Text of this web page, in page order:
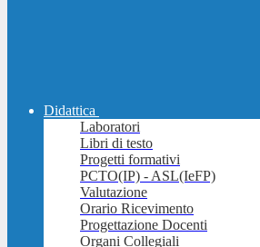
Didattica
Laboratori
Libri di testo
Progetti formativi
PCTO(IP) - ASL(IeFP)
Valutazione
Orario Ricevimento
Progettazione Docenti
Organi Collegiali